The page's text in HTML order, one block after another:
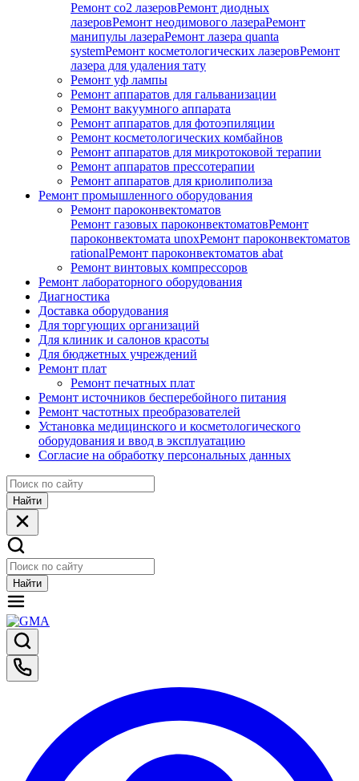
Ремонт co2 лазеровРемонт диодных
лазеровРемонт неодимового лазераРемонт
манипулы лазераРемонт лазера quanta
systemРемонт косметологических лазеровРемонт
лазера для удаления тату
Ремонт уф лампы
Ремонт аппаратов для гальванизации
Ремонт вакуумного аппарата
Ремонт аппаратов для фотоэпиляции
Ремонт косметологических комбайнов
Ремонт аппаратов для микротоковой терапии
Ремонт аппаратов прессотерапии
Ремонт аппаратов для криолиполиза
Ремонт промышленного оборудования
Ремонт пароконвектоматов
Ремонт газовых пароконвектоматовРемонт
пароконвектомата unoxРемонт пароконвектоматов
rationalРемонт пароконвектоматов abat
Ремонт винтовых компрессоров
Ремонт лабораторного оборудования
Диагностика
Доставка оборудования
Для торгующих организаций
Для клиник и салонов красоты
Для бюджетных учреждений
Ремонт плат
Ремонт печатных плат
Ремонт источников бесперебойного питания
Ремонт частотных преобразователей
Установка медицинского и косметологического
оборудования и ввод в эксплуатацию
Согласие на обработку персональных данных
Найти
Найти